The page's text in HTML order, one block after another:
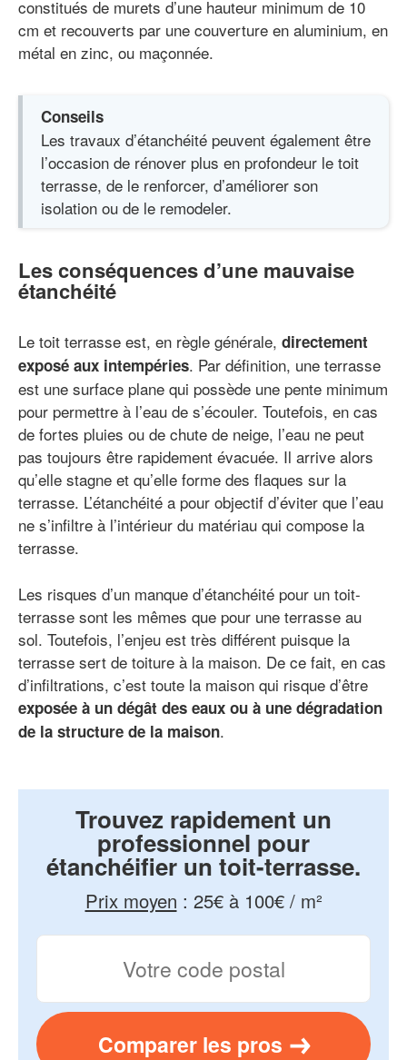
constitués de murets d’une hauteur minimum de 10
cm et recouverts par une couverture en aluminium, en
métal en zinc, ou maçonnée.
Conseils
Les travaux d’étanchéité peuvent également être
l’occasion de rénover plus en profondeur le toit
terrasse, de le renforcer, d’améliorer son
isolation ou de le remodeler.
Les conséquences d’une mauvaise
étanchéité
Le toit terrasse est, en règle générale, directement
exposé aux intempéries. Par définition, une terrasse
est une surface plane qui possède une pente minimum
pour permettre à l’eau de s’écouler. Toutefois, en cas
de fortes pluies ou de chute de neige, l’eau ne peut
pas toujours être rapidement évacuée. Il arrive alors
qu’elle stagne et qu’elle forme des flaques sur la
terrasse. L’étanchéité a pour objectif d’éviter que l’eau
ne s’infiltre à l’intérieur du matériau qui compose la
terrasse.
Les risques d’un manque d’étanchéité pour un toit-
terrasse sont les mêmes que pour une terrasse au
sol. Toutefois, l’enjeu est très différent puisque la
terrasse sert de toiture à la maison. De ce fait, en cas
d’infiltrations, c’est toute la maison qui risque d’être
exposée à un dégât des eaux ou à une dégradation
de la structure de la maison.
Trouvez rapidement un
professionnel pour
étanchéifier un toit-terrasse.
Prix moyen : 25€ à 100€ / m²
Comparer les pros